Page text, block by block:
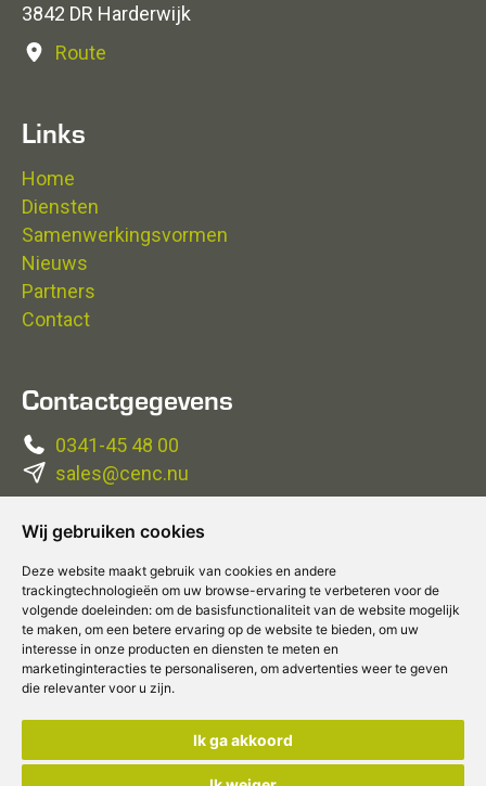
Wij gebruiken cookies
Deze website maakt gebruik van cookies en andere
trackingtechnologieën om uw browse-ervaring te verbeteren voor de
volgende doeleinden: om de basisfunctionaliteit van de website mogelijk
te maken, om een betere ervaring op de website te bieden, om uw
interesse in onze producten en diensten te meten en
marketinginteracties te personaliseren, om advertenties weer te geven
die relevanter voor u zijn.
Ik ga akkoord
3842 DR Harderwijk
Route
Links
Home
Diensten
Samenwerkingsvormen
Nieuws
Partners
Contact
Contactgegevens
0341-45 48 00
sales@cenc.nu
Volg ons
Privacybeleid
Concepts & Companies, alle rechten
voorbehouden